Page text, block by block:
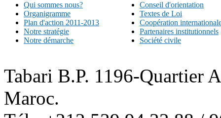
Qui sommes nous?
Organigramme
Plan d'action 2011-2013
Notre stratégie
Notre démarche
Conseil d'orientation
Textes de Loi
Coopération
Partenaires institutionnels
Société civile
Tabari B.P. 1196-Quartier
Maroc.